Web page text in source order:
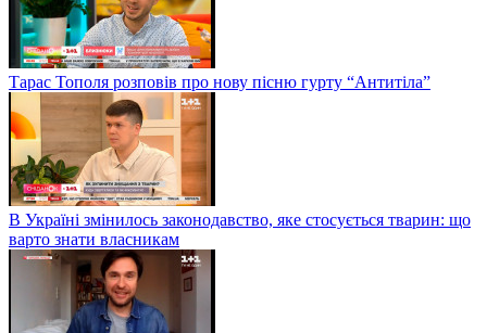
Тарас Тополя розповів про нову пісню гурту “Антитіла”
В Україні змінилось законодавство, яке стосується тварин: що
варто знати власникам